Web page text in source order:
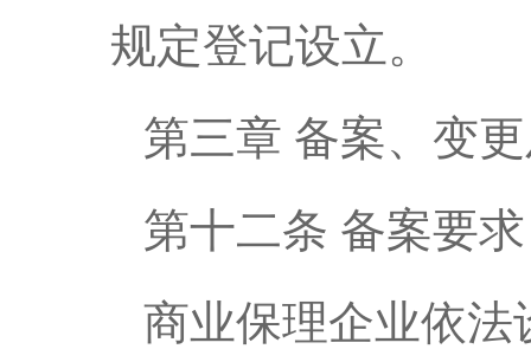
规定登记设立。
第三章 备案、变
第十二条 备案要求
商业保理企业依